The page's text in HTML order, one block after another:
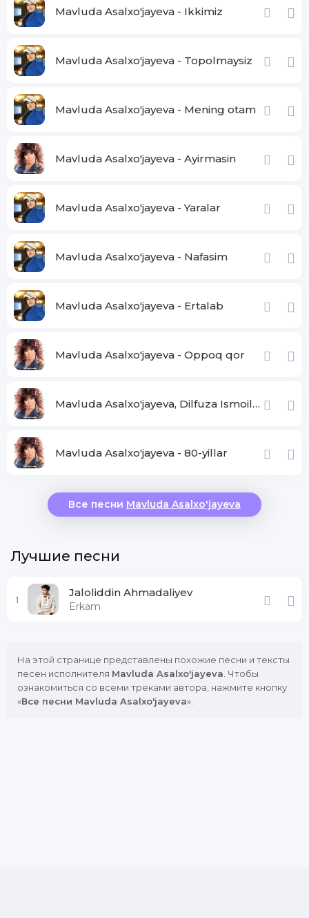
Sovg'a berar
Jonim mani sen uchun ber
Gullar berar
Yuragim og'ridi
Keragi bormidi
yana bergan azoblaring
O'zgasiga zormidi
Mavluda Asalxo'jayeva - Ikkimiz
Mavluda Asalxo'jayeva - Topolmaysiz
Mavluda Asalxo'jayeva - Mening otam
Mavluda Asalxo'jayeva - Ayirmasin
Mavluda Asalxo'jayeva - Yaralar
Mavluda Asalxo'jayeva - Nafasim
Mavluda Asalxo'jayeva - Ertalab
Mavluda Asalxo'jayeva - Oppoq qor
Mavluda Asalxo'jayeva, Dilfuza Ismoilova - Dugonalar
Mavluda Asalxo'jayeva - 80-yillar
Все песни Mavluda Asalxo'jayeva
Лучшие песни
1
Jaloliddin Ahmadaliyev
Erkam
На этой странице представлены похожие песни и тексты
песен исполнителя Mavluda Asalxo'jayeva . Чтобы
ознакомиться со всеми треками автора, нажмите кнопку
«Все песни Mavluda Asalxo'jayeva».